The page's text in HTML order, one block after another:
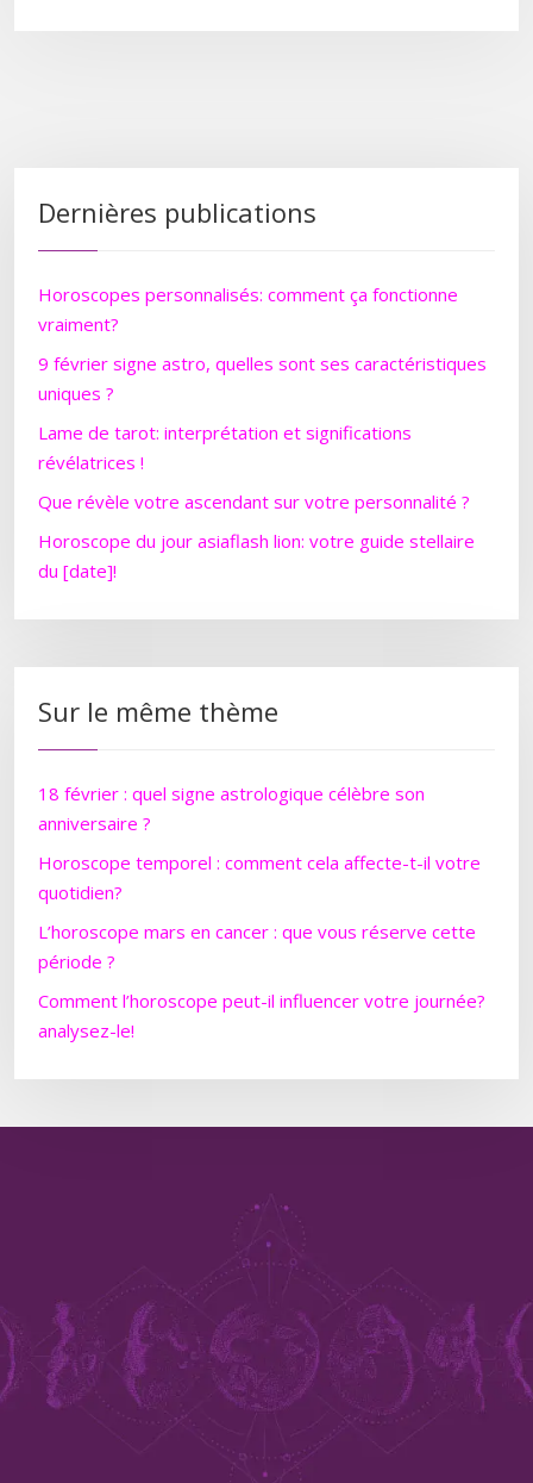
Dernières publications
Horoscopes personnalisés: comment ça fonctionne
vraiment?
9 février signe astro, quelles sont ses caractéristiques
uniques ?
Lame de tarot: interprétation et significations
révélatrices !
Que révèle votre ascendant sur votre personnalité ?
Horoscope du jour asiaflash lion: votre guide stellaire
du [date]!
Sur le même thème
18 février : quel signe astrologique célèbre son
anniversaire ?
Horoscope temporel : comment cela affecte-t-il votre
quotidien?
L’horoscope mars en cancer : que vous réserve cette
période ?
Comment l’horoscope peut-il influencer votre journée?
analysez-le!